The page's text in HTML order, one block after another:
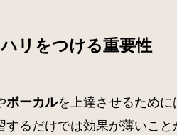
リをつける重要性
ボーカルを上達させるために
るだけでは効果が薄いこと